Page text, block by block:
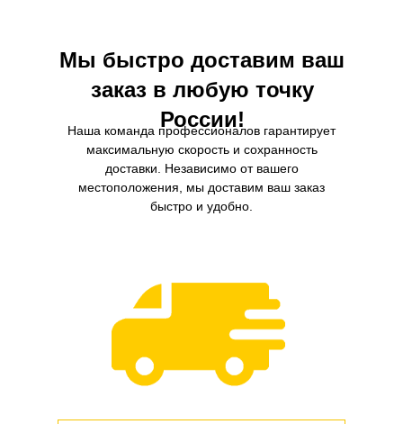
Мы быстро доставим ваш
заказ в любую точку
России!
Наша команда профессионалов гарантирует
максимальную скорость и сохранность
доставки. Независимо от вашего
местоположения, мы доставим ваш заказ
быстро и удобно.